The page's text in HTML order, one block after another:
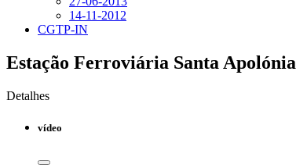
14-11-2012
CGTP-IN
Estação Ferroviária Santa Apolónia
Detalhes
vídeo